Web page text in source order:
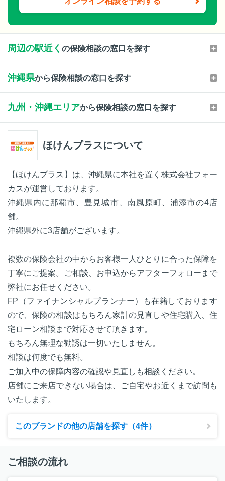
周辺の駅近く の保険相談の窓口を探す
沖縄県から保険相談の窓口を探す
九州・沖縄エリアから保険相談の窓口を探す
ほけんプラスについて
【ほけんプラス】は、沖縄県に本社を置く株式会社フォー
カスが運営しております。
沖縄県内に那覇市、豊見城市、南風原町、浦添市の4店
舗。
沖縄県外に3店舗がございます。
複数の保険会社の中からお客様一人ひとりに合った保障を
丁寧にご提案。ご相談、お申込からアフターフォローまで
弊社にお任せください。
FP（ファイナンシャルプランナー）も在籍しております
ので、保険の相談はもちろん家計の見直しや住宅購入、住
宅ローン相談まで対応させて頂きます。
もちろん無理な勧誘は一切いたしません。
相談は何度でも無料。
ご加入中の保障内容の確認や見直しも相談ください。
店舗にご来店できない場合は、ご自宅やお近くまで訪問も
いたします。
このブランドの他の店舗を探す（4件）
ご相談の流れ